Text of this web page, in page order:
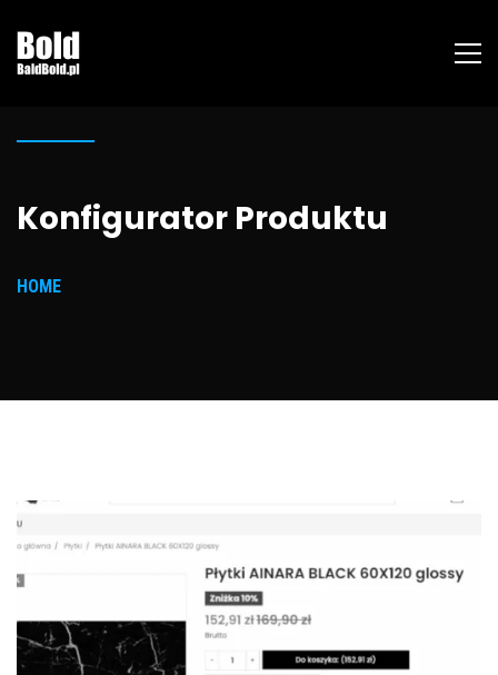
Konfigurator Produktu
HOME